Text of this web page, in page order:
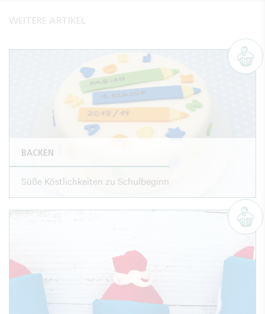
WEITERE ARTIKEL
BACKEN
Süße Köstlichkeiten zu Schulbeginn